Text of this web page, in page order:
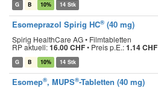
G B 10% 14 Stk
Esomeprazol Spirig HC® (40 mg)
Spirig HealthCare AG • Filmtabletten
RP aktuell:16.00 CHF• Preis p.E.:1.14 CHF
G B 10% 14 Stk
Esomep®, MUPS®-Tabletten (40 mg)